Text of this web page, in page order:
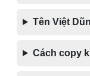
Tên Việt
Cách copy